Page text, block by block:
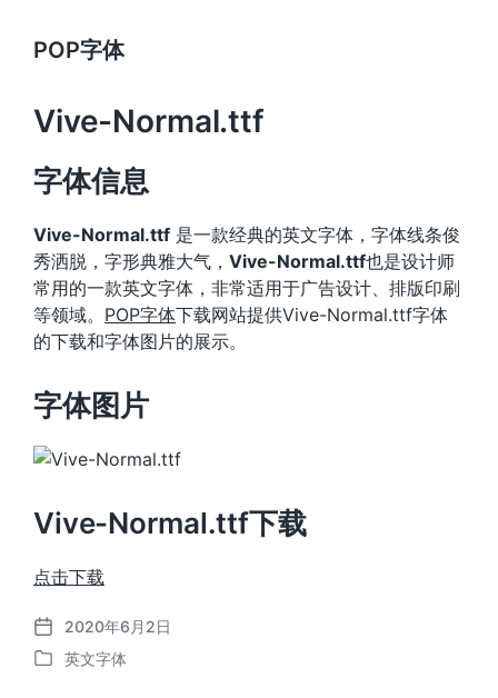
POP字体
Vive-Normal.ttf
字体信息
Vive-Normal.ttf 是一款经典的英文字体，字体线条俊
秀洒脱，字形典雅大气， Vive-Normal.ttf也是设计师
常用的一款英文字体，非常适用于广告设计、排版印刷
等领域。 POP字体下载网站提供Vive-Normal.ttf字体
的下载和字体图片的展示。
字体图片
Vive-Normal.ttf下载
点击下载
发
布
2020年6月2日
发
英文字体